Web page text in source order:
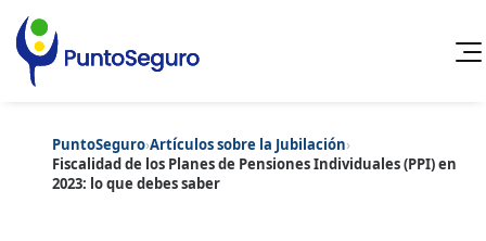
Cancelar
PuntoSeguro›Artículos sobre la Jubilación›
Fiscalidad de los Planes de Pensiones Individuales (PPI) en
2023: lo que debes saber